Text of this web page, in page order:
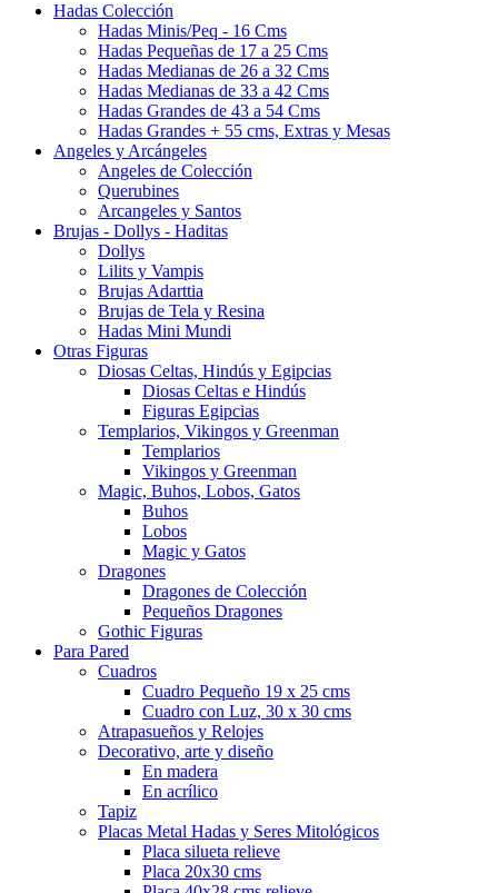
Hadas Colección
Hadas Minis/Peq - 16 Cms
Hadas Pequeñas de 17 a 25 Cms
Hadas Medianas de 26 a 32 Cms
Hadas Medianas de 33 a 42 Cms
Hadas Grandes de 43 a 54 Cms
Hadas Grandes + 55 cms, Extras y Mesas
Angeles y Arcángeles
Angeles de Colección
Querubines
Arcangeles y Santos
Brujas - Dollys - Haditas
Dollys
Lilits y Vampis
Brujas Adarttia
Brujas de Tela y Resina
Hadas Mini Mundi
Otras Figuras
Diosas Celtas, Hindús y Egipcias
Diosas Celtas e Hindús
Figuras Egipcias
Templarios, Vikingos y Greenman
Templarios
Vikingos y Greenman
Magic, Buhos, Lobos, Gatos
Buhos
Lobos
Magic y Gatos
Dragones
Dragones de Colección
Pequeños Dragones
Gothic Figuras
Para Pared
Cuadros
Cuadro Pequeño 19 x 25 cms
Cuadro con Luz, 30 x 30 cms
Atrapasueños y Relojes
Decorativo, arte y diseño
En madera
En acrílico
Tapiz
Placas Metal Hadas y Seres Mitológicos
Placa silueta relieve
Placa 20x30 cms